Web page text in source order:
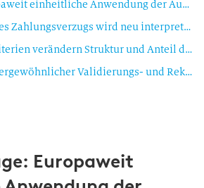
Ausgangslage: Europaweit einheitliche Anwendung der Ausfalldefinition angestrebt
Die Wesentlichkeit des Zahlungsverzugs wird neu interpretiert
Die neuen Verzugskriterien verändern Struktur und Anteil der Kunden im Ausfall teils massiv
IRB: Mindestens außergewöhnlicher Validierungs- und Rekalibrierungsbedarf notwendig
Europaweit